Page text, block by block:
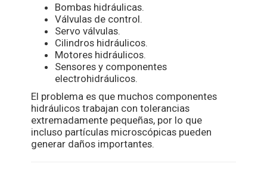
Bombas hidráulicas.
Válvulas de control.
Servo válvulas.
Cilindros hidráulicos.
Motores hidráulicos.
Sensores y componentes
electrohidráulicos.
El problema es que muchos componentes
hidráulicos trabajan con tolerancias
extremadamente pequeñas, por lo que
incluso partículas microscópicas pueden
generar daños importantes.